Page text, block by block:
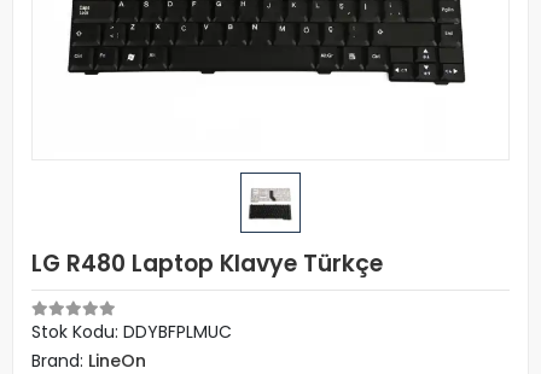
LG R480 Laptop Klavye Türkçe
Stok Kodu: DDYBFPLMUC
Brand: LineOn